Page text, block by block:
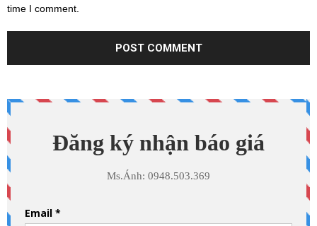
time I comment.